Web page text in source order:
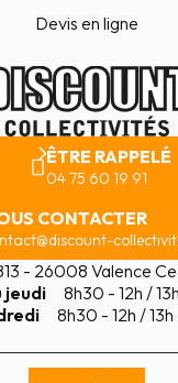
Devis en ligne
ÊTRE RAPPELÉ
04 75 60 19 91
CONTACTER
- 26008 Valence
jeudi
8h30 - 12h /
8h30 - 12h / 13h